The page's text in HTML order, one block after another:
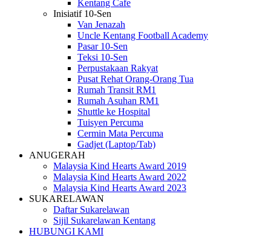
Kentang Cafe
Inisiatif 10-Sen
Van Jenazah
Uncle Kentang Football Academy
Pasar 10-Sen
Teksi 10-Sen
Perpustakaan Rakyat
Pusat Rehat Orang-Orang Tua
Rumah Transit RM1
Rumah Asuhan RM1
Shuttle ke Hospital
Tuisyen Percuma
Cermin Mata Percuma
Gadjet (Laptop/Tab)
ANUGERAH
Malaysia Kind Hearts Award 2019
Malaysia Kind Hearts Award 2022
Malaysia Kind Hearts Award 2023
SUKARELAWAN
Daftar Sukarelawan
Sijil Sukarelawan Kentang
HUBUNGI KAMI